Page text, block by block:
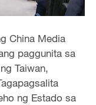
China Media
paggunita sa
Taiwan,
ng Estado sa